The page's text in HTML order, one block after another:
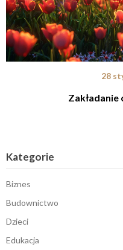
28
Zakładanie
Kategorie
Biznes
Budownictwo
Dzieci
Edukacja